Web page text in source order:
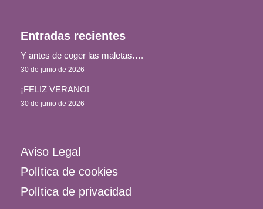
Entradas recientes
Y antes de coger las maletas….
30 de junio de 2026
¡FELIZ VERANO!
30 de junio de 2026
Aviso Legal
Política de cookies
Política de privacidad